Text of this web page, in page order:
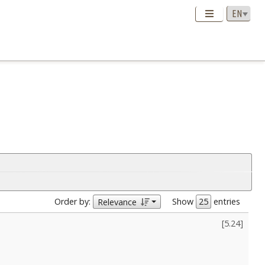
Order by: Relevance Show
entries
[5.24]